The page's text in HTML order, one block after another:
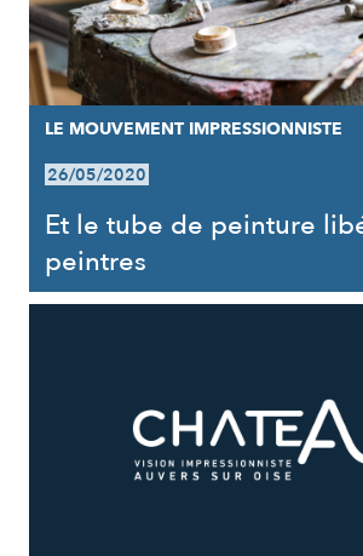
LE MOUVEMENT IMPRESSIONNISTE
26/05/2020
Et le tube de peinture
peintres